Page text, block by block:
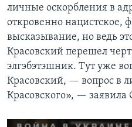
личные оскорбления в
откровенно нацистское,
высказывание, но ведь
Красовский перешел
элгэбэтэшник. Тут уже
Красовский, — вопрос в
Красовского», — заявила